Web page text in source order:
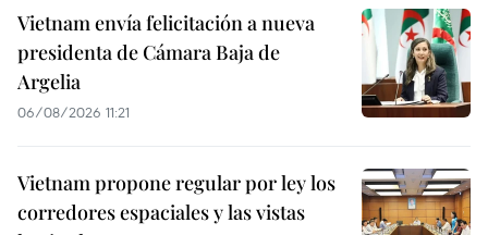
Vietnam envía felicitación a nueva
presidenta de Cámara Baja de
Argelia
06/08/2026 11:21
Vietnam propone regular por ley los
corredores espaciales y las vistas